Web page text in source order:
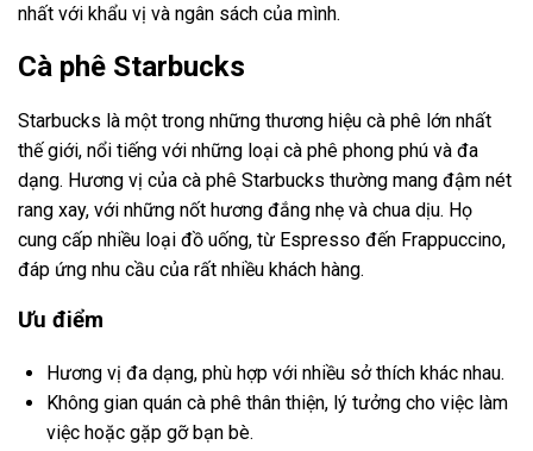
nhất với khẩu vị và ngân sách của mình.
Cà phê Starbucks
Starbucks là một trong những thương hiệu cà phê lớn nhất
thế giới, nổi tiếng với những loại cà phê phong phú và đa
dạng. Hương vị của cà phê Starbucks thường mang đậm nét
rang xay, với những nốt hương đắng nhẹ và chua dịu. Họ
cung cấp nhiều loại đồ uống, từ Espresso đến Frappuccino,
đáp ứng nhu cầu của rất nhiều khách hàng.
Ưu điểm
Hương vị đa dạng, phù hợp với nhiều sở thích khác nhau.
Không gian quán cà phê thân thiện, lý tưởng cho việc làm
việc hoặc gặp gỡ bạn bè.